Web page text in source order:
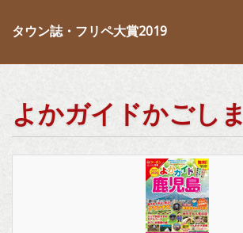
タウン誌・フリペ大賞2019
よかガイドかごしま